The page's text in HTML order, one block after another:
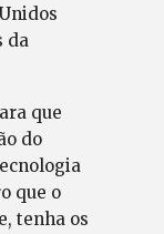
da
que
do
que o
tenha os